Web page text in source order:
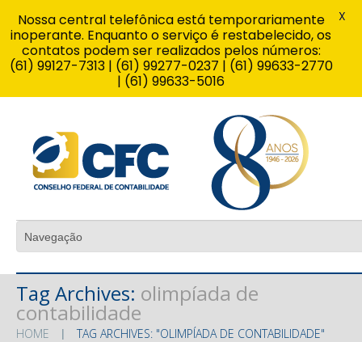
Tag Archives: olimpíada de
contabilidade
HOME TAG ARCHIVES: "OLIMPÍADA DE CONTABILIDADE"
Nossa central telefônica está temporariamente
inoperante. Enquanto o serviço é restabelecido, os
contatos podem ser realizados pelos números:
(61) 99127-7313 | (61) 99277-0237 | (61) 99633-2770
| (61) 99633-5016
X